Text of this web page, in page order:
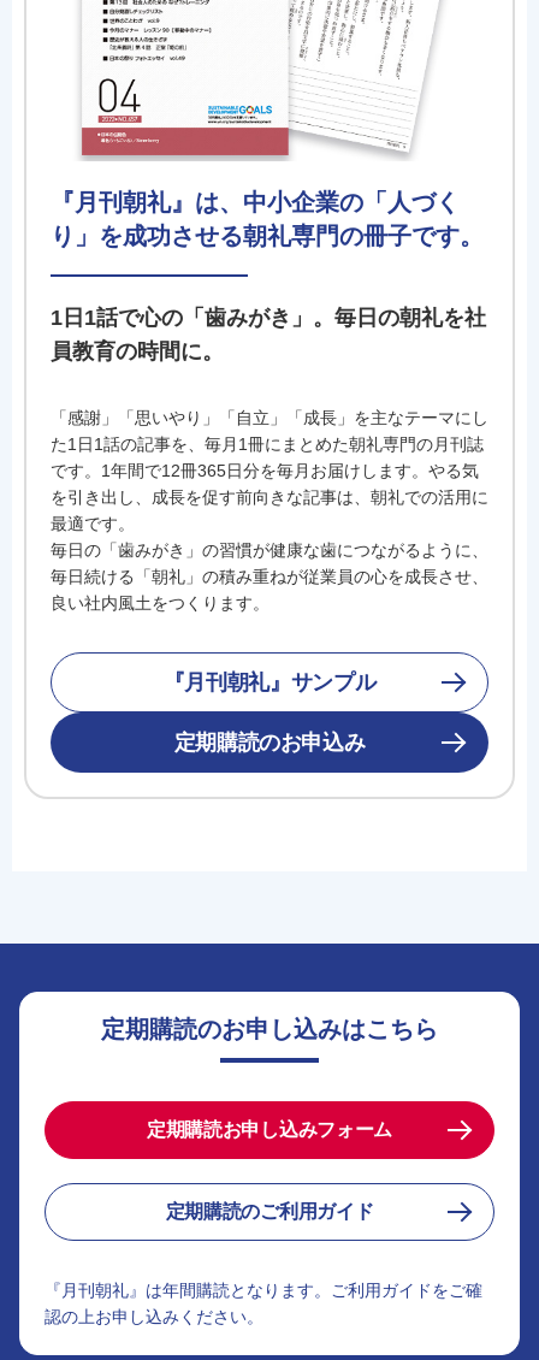
『月刊朝礼』は、中小企業の「人づく
り」を成功させる朝礼専門の冊子です。
1日1話で心の「歯みがき」。毎日の朝礼を社
員教育の時間に。
「感謝」「思いやり」「自立」「成長」を主なテーマにし
た1日1話の記事を、毎月1冊にまとめた朝礼専門の月刊誌
です。1年間で12冊365日分を毎月お届けします。やる気
を引き出し、成長を促す前向きな記事は、朝礼での活用に
最適です。
毎日の「歯みがき」の習慣が健康な歯につながるように、
毎日続ける「朝礼」の積み重ねが従業員の心を成長させ、
良い社内風土をつくります。
『月刊朝礼』サンプル
定期購読のお申込み
定期購読のお申し込みはこちら
定期購読お申し込みフォーム
定期購読のご利用ガイド
『月刊朝礼』は年間購読となります。ご利用ガイドをご確
認の上お申し込みください。